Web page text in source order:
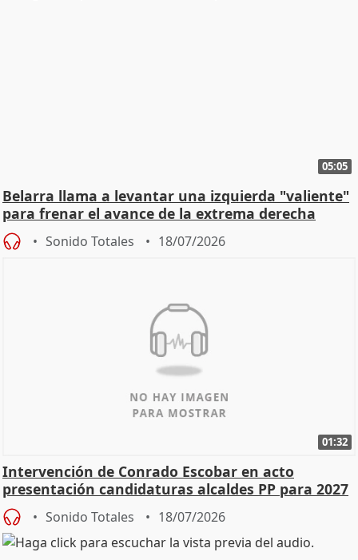
05:05
Belarra llama a levantar una izquierda "valiente"
para frenar el avance de la extrema derecha
Sonido Totales 18/07/2026
01:32
Intervención de Conrado Escobar en acto
presentación candidaturas alcaldes PP para 2027
Sonido Totales 18/07/2026